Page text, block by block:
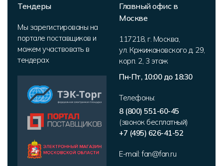
Тендеры
Мы зарегистированы на
портале поставщиков и
можем участвовать в
тендерах
Главный офис в
Москве
117218, г. Москва
ул. Кржижановского д. 29,
корп. 2 3 этаж
Пн-Пт, 10:00 до 18:30
Телефоны:
8 (800) 551-60-45
(звонок бесплатный)
+7 (495) 626-41-52
E-mail: fan@fan.ru